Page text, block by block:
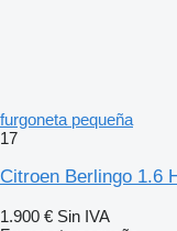
furgoneta pequeña
17
Citroen Berlingo 1.6
1.900 € Sin IVA